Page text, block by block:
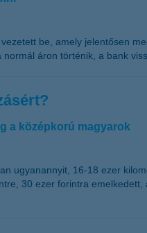
be, amely jelentősen
áron történik, a bank
a középkorú magyarok
ugyanannyit, 16-18 ezer
30 ezer forintra